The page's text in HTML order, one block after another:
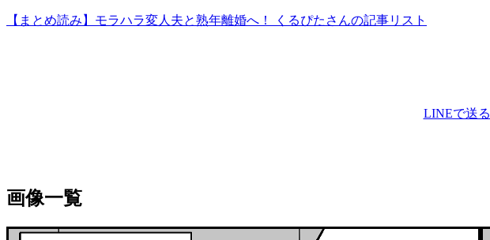
【まとめ読み】モラハラ変人夫と熟年離婚へ！ くるぴたさんの記事リスト
LINEで送る
画像一覧